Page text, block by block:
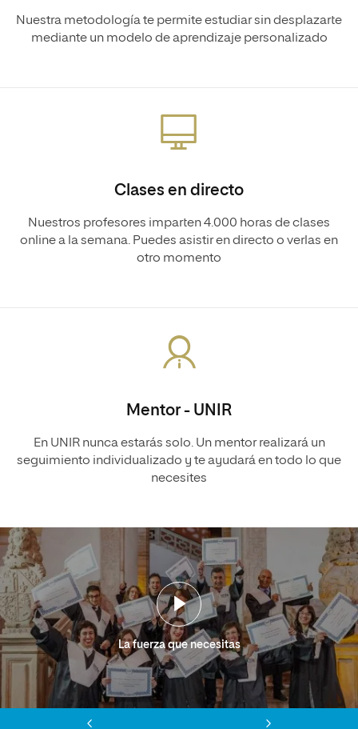
Nuestra metodología te permite estudiar sin desplazarte
mediante un modelo de aprendizaje personalizado
Clases en directo
Nuestros profesores imparten 4.000 horas de clases
online a la semana. Puedes asistir en directo o verlas en
otro momento
Mentor - UNIR
En UNIR nunca estarás solo. Un mentor realizará un
seguimiento individualizado y te ayudará en todo lo que
necesites
La fuerza que necesitas